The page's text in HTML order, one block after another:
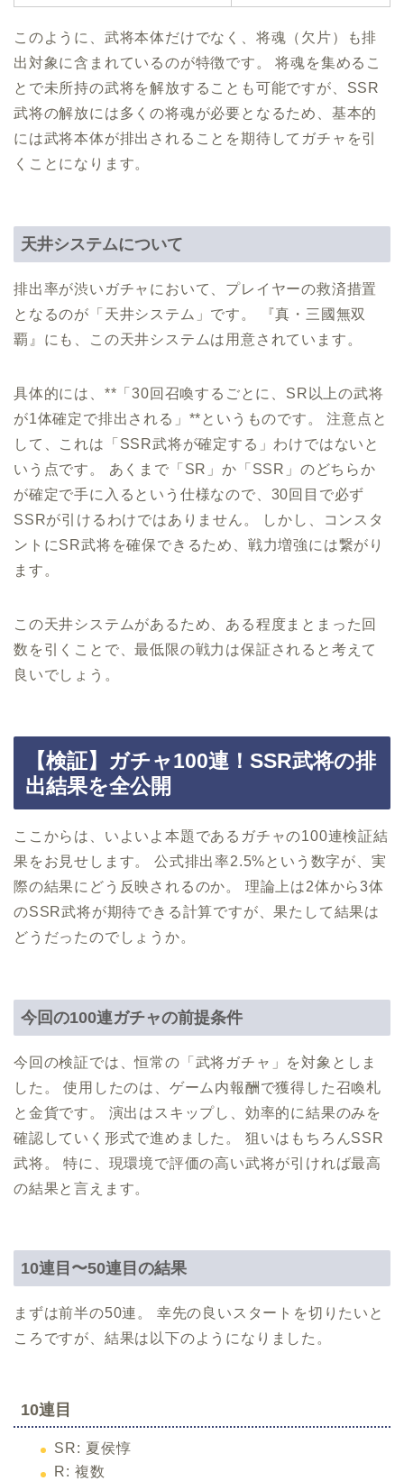
このように、武将本体だけでなく、将魂（欠片）も排
出対象に含まれているのが特徴です。 将魂を集めるこ
とで未所持の武将を解放することも可能ですが、SSR
武将の解放には多くの将魂が必要となるため、基本的
には武将本体が排出されることを期待してガチャを引
くことになります。
天井システムについて
排出率が渋いガチャにおいて、プレイヤーの救済措置
となるのが「天井システム」です。 『真・三國無双
覇』にも、この天井システムは用意されています。
具体的には、**「30回召喚するごとに、SR以上の武将
が1体確定で排出される」**というものです。 注意点と
して、これは「SSR武将が確定する」わけではないと
いう点です。 あくまで「SR」か「SSR」のどちらか
が確定で手に入るという仕様なので、30回目で必ず
SSRが引けるわけではありません。 しかし、コンスタ
ントにSR武将を確保できるため、戦力増強には繋がり
ます。
この天井システムがあるため、ある程度まとまった回
数を引くことで、最低限の戦力は保証されると考えて
良いでしょう。
【検証】ガチャ100連！SSR武将の排
出結果を全公開
ここからは、いよいよ本題であるガチャの100連検証結
果をお見せします。 公式排出率2.5%という数字が、実
際の結果にどう反映されるのか。 理論上は2体から3体
のSSR武将が期待できる計算ですが、果たして結果は
どうだったのでしょうか。
今回の100連ガチャの前提条件
今回の検証では、恒常の「武将ガチャ」を対象としま
した。 使用したのは、ゲーム内報酬で獲得した召喚札
と金貨です。 演出はスキップし、効率的に結果のみを
確認していく形式で進めました。 狙いはもちろんSSR
武将。 特に、現環境で評価の高い武将が引ければ最高
の結果と言えます。
10連目〜50連目の結果
まずは前半の50連。 幸先の良いスタートを切りたいと
ころですが、結果は以下のようになりました。
10連目
SR: 夏侯惇
R: 複数